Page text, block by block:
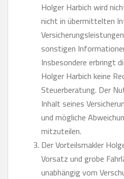
Holger Harbich wird
nicht in übermittelten
sonstigen
Insbesondere erbringt
Holger Harbich keine
Steuerberatung. Der
Inhalt seines
und mögliche
mitzuteilen.
Der Vorteilsmakler
Vorsatz und grobe
unabhängig vom